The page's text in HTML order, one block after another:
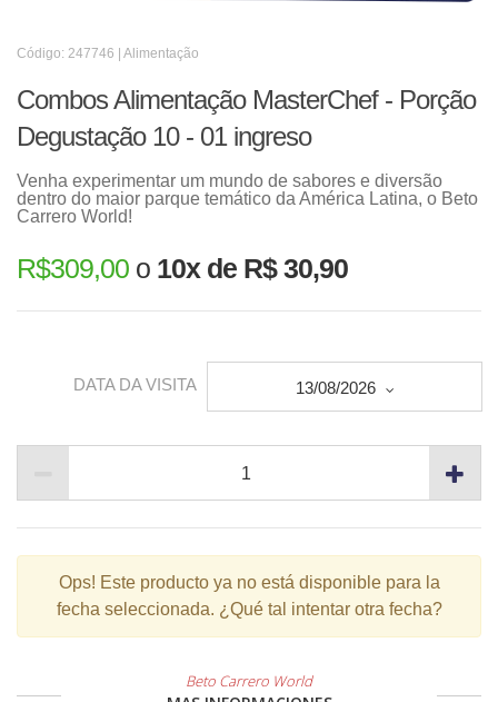
Código: 247746 | Alimentação
Combos Alimentação MasterChef - Porção
Degustação 10 - 01 ingreso
Venha experimentar um mundo de sabores e diversão
dentro do maior parque temático da América Latina, o Beto
Carrero World!
R$309,00 o 10x de R$ 30,90
DATA DA VISITA 13/08/2026
Ops! Este producto ya no está disponible para la
fecha seleccionada. ¿Qué tal intentar otra fecha?
Beto Carrero World